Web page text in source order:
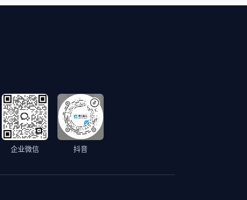
企业微信 抖音